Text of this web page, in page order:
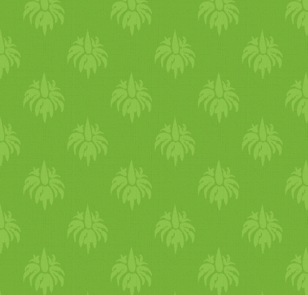
bőséges török reggelizés
varázsát? Vagy még sosem
próbáltad, de kíváncsi vagy
milyen is egy autentikus
török terülj-terülj asztalkám?
Képzelj egy tágas teraszt a
város felett, ahol barátaiddal
törökülésben, igazi török teát